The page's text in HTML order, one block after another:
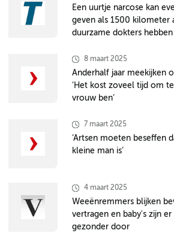
Een uurtje narcose kan
geven als 1500 kilometer
duurzame dokters
8 maart 2025
Anderhalf jaar meekijken
‘Het kost zoveel tijd om
vrouw ben’
7 maart 2025
‘Artsen moeten beseffen
kleine man is’
4 maart 2025
Weeënremmers blijken
vertragen en baby's zijn
gezonder door